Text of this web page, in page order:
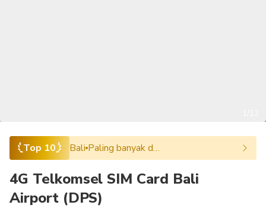
Top 10 Bali Paling banyak dipesan
4G Telkomsel SIM Card Bali
Airport (DPS)